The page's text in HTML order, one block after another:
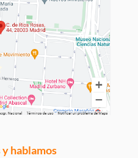
hablamos